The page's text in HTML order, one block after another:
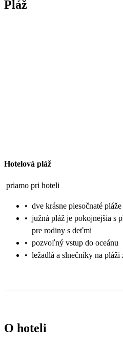
Pláž
Hotelová pláž
priamo pri hoteli
• dve krásne piesočnaté
• južná pláž je pokojnejšia s
pre rodiny s deťmi
• pozvoľný vstup do oceánu
• ležadlá a slnečníky na pláži
O hoteli